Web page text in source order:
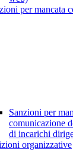
per mancata
Sanzioni per
comunicazione
di incarichi
organizzative